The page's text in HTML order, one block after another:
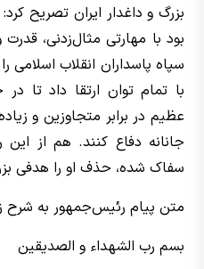
بزرگ و داغدار ایران تصریح
بود با مهارتی مثال‌زدنی،
سپاه پاسداران انقلاب
با تمام توان ارتقا داد تا
عظیم در برابر متجاوزین و
جانانه دفاع کنند. هم از
سفاک شده، حذف او را هدفی
متن پیام رئیس‌جمهور به شرح
بسم رب الشهداء و الصدیقین